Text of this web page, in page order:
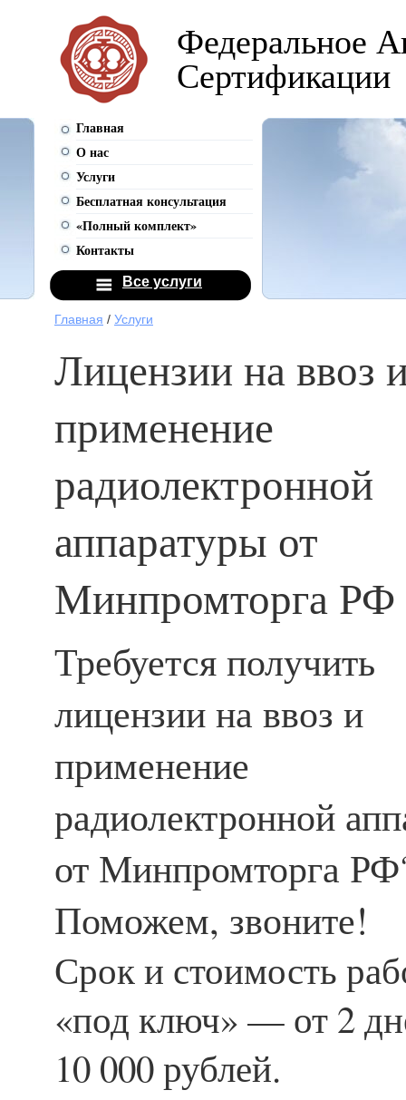
Федеральное
Сертификации
Главная
О нас
Услуги
Бесплатная консультация
«Полный комплект»
Контакты
Все услуги
Главная / Услуги
Лицензии на ввоз
применение
радиолектронной
аппаратуры от
Минпромторга РФ
Требуется получить
лицензии на ввоз и
применение
радиолектронной
от Минпромторга
Поможем, звоните!
Срок и стоимость
«под ключ» — от 2
10 000 рублей.